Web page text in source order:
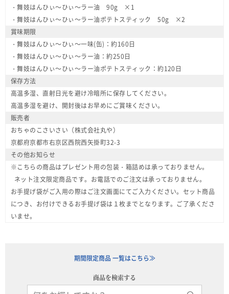
・舞妓はんひぃ～ひぃ～ラー油 90g ×1
・舞妓はんひぃ～ひぃ～ラー油ポテトスティック 50g ×2
賞味期限
・舞妓はんひぃ～ひぃ～一味(缶)：約160日
・舞妓はんひぃ～ひぃ～ラー油：約250日
・舞妓はんひぃ～ひぃ～ラー油ポテトスティック：約120日
保存方法
高温多湿、直射日光を避け冷暗所に保存してください。
高温多湿を避け、開封後はお早めにご賞味ください。
販売者
おちゃのこさいさい（株式会社丸や）
京都府京都市右京区西院西矢掛町32-3
その他お知らせ
※こちらの商品はプレゼント用の包装・箱詰めは承っておりません。
ネット注文限定商品です。お電話でのご注文は承っておりません。
お手提げ袋がご入用の際はご注文画面にてご入力ください。セット商品
につき、お付けできるお手提げ袋は１枚までとなります。ご了承くださ
いませ。
期間限定商品 一覧はこちら≫
商品を検索する